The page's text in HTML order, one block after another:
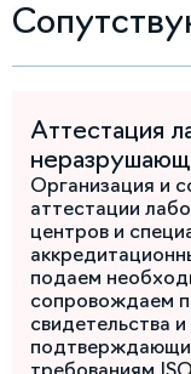
Аттестация
Организация и
аттестации
центров и
подаем
сопровождаем
свидетельства
требованиям